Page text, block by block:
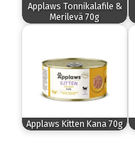
Applaws Tonnikalafile &
Merilevä 70g
Applaws Kitten Kana 70g